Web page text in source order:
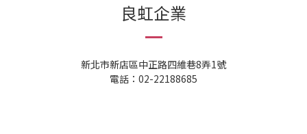
良虹企業
新北市新店區中正路四維巷8弄1號
電話：02-22188685